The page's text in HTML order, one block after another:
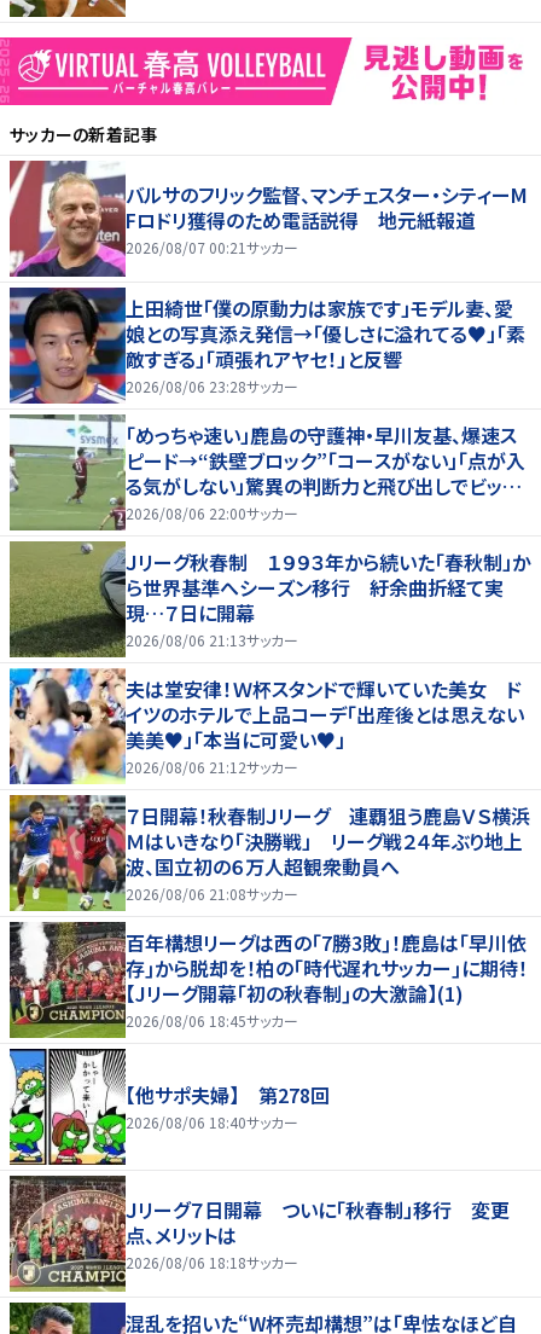
サッカーの新着記事
バルサのフリック監督、マンチェスター・シティーM
Fロドリ獲得のため電話説得 地元紙報道
2026/08/07 00:21サッカー
上田綺世「僕の原動力は家族です」モデル妻、愛
娘との写真添え発信→「優しさに溢れてる♥」「素
敵すぎる」「頑張れアヤセ！」と反響
2026/08/06 23:28サッカー
「めっちゃ速い」鹿島の守護神・早川友基、爆速ス
ピード→“鉄壁ブロック”「コースがない」「点が入
る気がしない」驚異の判断力と飛び出しでビッグ
セーブ
2026/08/06 22:00サッカー
Ｊリーグ秋春制 １９９３年から続いた「春秋制」か
ら世界基準へシーズン移行 紆余曲折経て実
現…７日に開幕
2026/08/06 21:13サッカー
夫は堂安律！Ｗ杯スタンドで輝いていた美女 ド
イツのホテルで上品コーデ「出産後とは思えない
美美♥」「本当に可愛い♥」
2026/08/06 21:12サッカー
７日開幕！秋春制Ｊリーグ 連覇狙う鹿島ＶＳ横浜
Ｍはいきなり「決勝戦」 リーグ戦２４年ぶり地上
波、国立初の６万人超観衆動員へ
2026/08/06 21:08サッカー
百年構想リーグは西の｢7勝3敗｣！鹿島は｢早川依
存｣から脱却を！柏の｢時代遅れサッカー｣に期待！
【Jリーグ開幕｢初の秋春制｣の大激論】(1)
2026/08/06 18:45サッカー
【他サポ夫婦】 第278回
2026/08/06 18:40サッカー
Ｊリーグ７日開幕 ついに「秋春制」移行 変更
点、メリットは
2026/08/06 18:18サッカー
混乱を招いた“W杯売却構想”は「卑怯なほど自